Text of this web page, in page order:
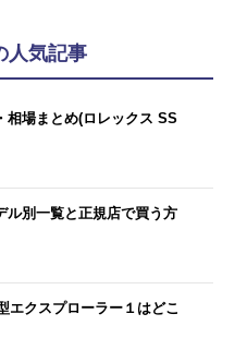
人気記事
相場まとめ(ロレックス SS
ル別一覧と正規店で買う方
エクスプローラー１はどこ